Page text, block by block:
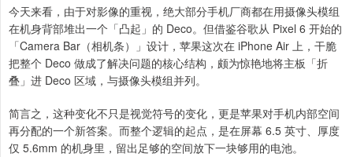
今天来看，由于对影像的重视，绝大部分手机厂商都在用摄像头模组
在机身背部堆出一个「凸起」的 Deco。但借鉴谷歌从 Pixel 6 开始的
「Camera Bar（相机条）」设计，苹果这次在 iPhone Air 上，干脆
把整个 Deco 做成了解决问题的核心结构，颇为惊艳地将主板「折
叠」进 Deco 区域，与摄像头模组并列。
简言之，这种变化不只是视觉符号的变化，更是苹果对手机内部空间
再分配的一个新答案。而整个逻辑的起点，是在屏幕 6.5 英寸、厚度
仅 5.6mm 的机身里，留出足够的空间放下一块够用的电池。